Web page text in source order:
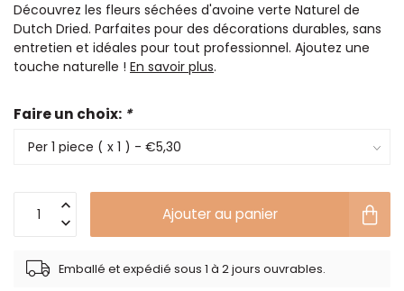
Découvrez les fleurs séchées d'avoine verte Naturel de
Dutch Dried. Parfaites pour des décorations durables, sans
entretien et idéales pour tout professionnel. Ajoutez une
touche naturelle ! En savoir plus.
Faire un choix: *
Ajouter au panier
Emballé et expédié sous 1 à 2 jours ouvrables.